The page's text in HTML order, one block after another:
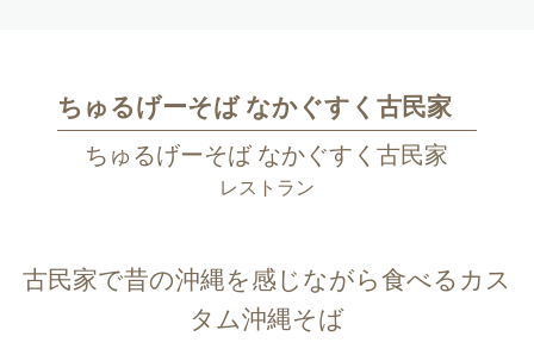
ちゅるげーそば なかぐすく古民家
ちゅるげーそば なかぐすく古民家
レストラン
古民家で昔の沖縄を感じながら食べるカス
タム沖縄そば